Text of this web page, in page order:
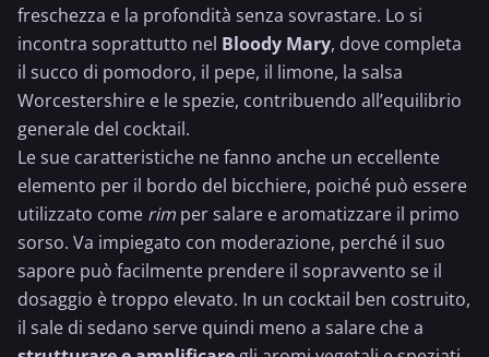
freschezza e la profondità senza sovrastare. Lo si
incontra soprattutto nel Bloody Mary, dove completa
il succo di pomodoro, il pepe, il limone, la salsa
Worcestershire e le spezie, contribuendo all’equilibrio
generale del cocktail.
Le sue caratteristiche ne fanno anche un eccellente
elemento per il bordo del bicchiere, poiché può essere
utilizzato come rim per salare e aromatizzare il primo
sorso. Va impiegato con moderazione, perché il suo
sapore può facilmente prendere il sopravvento se il
dosaggio è troppo elevato. In un cocktail ben costruito,
il sale di sedano serve quindi meno a salare che a